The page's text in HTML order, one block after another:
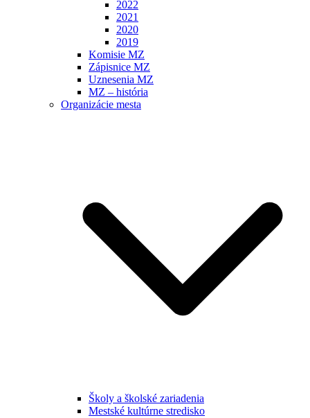
2022
2021
2020
2019
Komisie MZ
Zápisnice MZ
Uznesenia MZ
MZ – história
Organizácie mesta
Školy a školské zariadenia
Mestské kultúrne stredisko